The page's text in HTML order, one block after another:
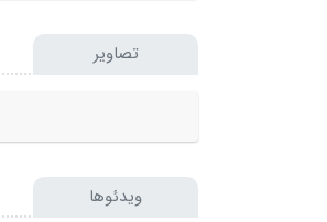
تصاویر
ویدئوها